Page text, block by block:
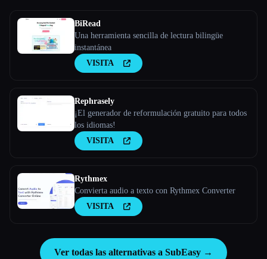
BiRead
Una herramienta sencilla de lectura bilingüe
instantánea
VISITA
Rephrasely
¡El generador de reformulación gratuito para todos
los idiomas!
VISITA
Rythmex
Convierta audio a texto con Rythmex Converter
VISITA
Ver todas las alternativas a SubEasy →